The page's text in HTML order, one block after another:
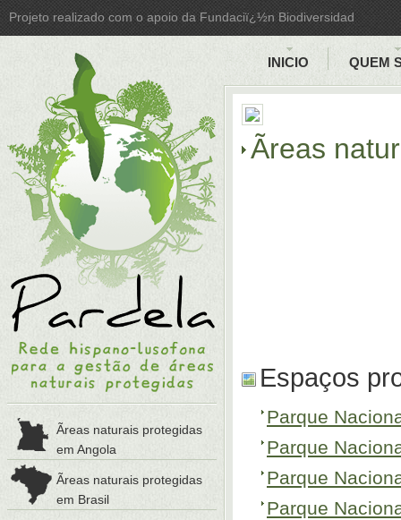
Projeto realizado com o apoio da Fundaciï¿½n Biodiversidad
Ãreas naturais protegidas
em Angola
Ãreas naturais protegidas
em Brasil
INICIO QUEM
Ãreas
Espaços
Parque
Parque
Parque
Parque